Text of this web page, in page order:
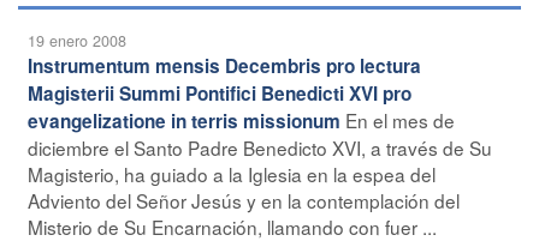
19 enero 2008
Instrumentum mensis Decembris pro lectura
Magisterii Summi Pontifici Benedicti XVI pro
evangelizatione in terris missionum En el mes de
diciembre el Santo Padre Benedicto XVI, a través de Su
Magisterio, ha guiado a la Iglesia en la espea del
Adviento del Señor Jesús y en la contemplación del
Misterio de Su Encarnación, llamando con fuer ...